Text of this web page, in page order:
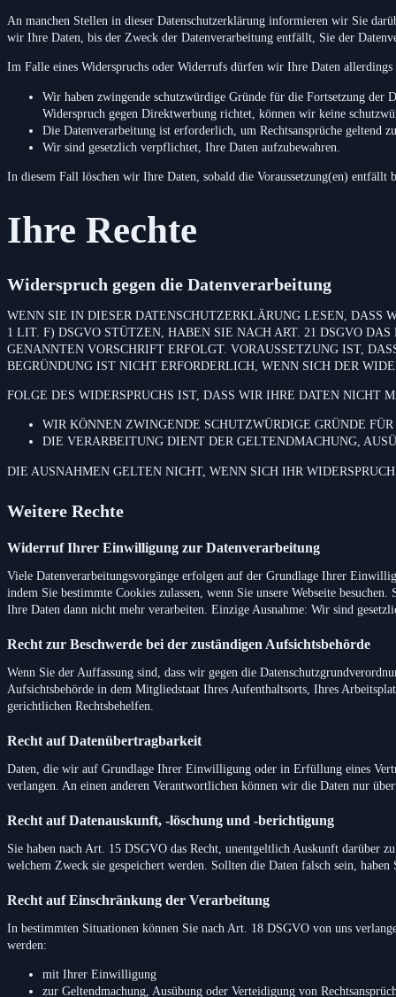
An manchen Stellen in dieser Datenschutzerklärung informieren wir Sie
wir Ihre Daten, bis der Zweck der Datenverarbeitung entfällt, Sie der
Im Falle eines Widerspruchs oder Widerrufs dürfen wir Ihre Daten
Wir haben zwingende schutzwürdige Gründe für die Fortsetzung der
Widerspruch gegen Direktwerbung richtet, können wir keine
Die Datenverarbeitung ist erforderlich, um Rechtsansprüche geltend
Wir sind gesetzlich verpflichtet, Ihre Daten aufzubewahren.
In diesem Fall löschen wir Ihre Daten, sobald die Voraussetzung(en) entfällt
Ihre Rechte
Widerspruch gegen die Datenverarbeitung
WENN SIE IN DIESER DATENSCHUTZERKLÄRUNG LESEN, DASS
1 LIT. F) DSGVO STÜTZEN, HABEN SIE NACH ART. 21 DSGVO
GENANNTEN VORSCHRIFT ERFOLGT. VORAUSSETZUNG IST,
BEGRÜNDUNG IST NICHT ERFORDERLICH, WENN SICH DER
FOLGE DES WIDERSPRUCHS IST, DASS WIR IHRE DATEN
WIR KÖNNEN ZWINGENDE SCHUTZWÜRDIGE GRÜNDE
DIE VERARBEITUNG DIENT DER GELTENDMACHUNG,
DIE AUSNAHMEN GELTEN NICHT, WENN SICH IHR
Weitere Rechte
Widerruf Ihrer Einwilligung zur Datenverarbeitung
Viele Datenverarbeitungsvorgänge erfolgen auf der Grundlage Ihrer
indem Sie bestimmte Cookies zulassen, wenn Sie unsere Webseite
Ihre Daten dann nicht mehr verarbeiten. Einzige Ausnahme: Wir sind
Recht zur Beschwerde bei der zuständigen Aufsichtsbehörde
Wenn Sie der Auffassung sind, dass wir gegen die
Aufsichtsbehörde in dem Mitgliedstaat Ihres Aufenthaltsorts, Ihres
gerichtlichen Rechtsbehelfen.
Recht auf Datenübertragbarkeit
Daten, die wir auf Grundlage Ihrer Einwilligung oder in Erfüllung eines
verlangen. An einen anderen Verantwortlichen können wir die Daten nur
Recht auf Datenauskunft, -löschung und -berichtigung
Sie haben nach Art. 15 DSGVO das Recht, unentgeltlich Auskunft darüber
welchem Zweck sie gespeichert werden. Sollten die Daten falsch sein,
Recht auf Einschränkung der Verarbeitung
In bestimmten Situationen können Sie nach Art. 18 DSGVO von uns
werden:
mit Ihrer Einwilligung
zur Geltendmachung, Ausübung oder Verteidigung von